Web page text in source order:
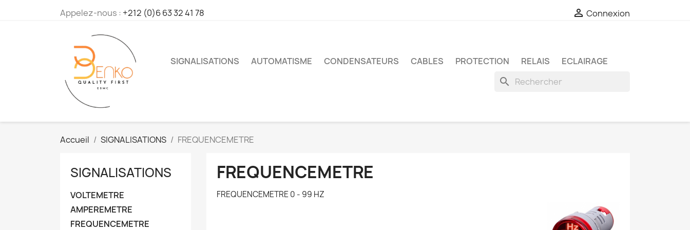
Appelez-nous : +212 (0)6 63 32 41 78  Connexion
SIGNALISATIONS AUTOMATISME CONDENSATEURS CABLES PROTECTION RELAIS ECLAIRAGE
search
Accueil SIGNALISATIONS FREQUENCEMETRE
SIGNALISATIONS
VOLTEMETRE
AMPEREMETRE
FREQUENCEMETRE
FREQUENCEMETRE
FREQUENCEMETRE 0 - 99 HZ